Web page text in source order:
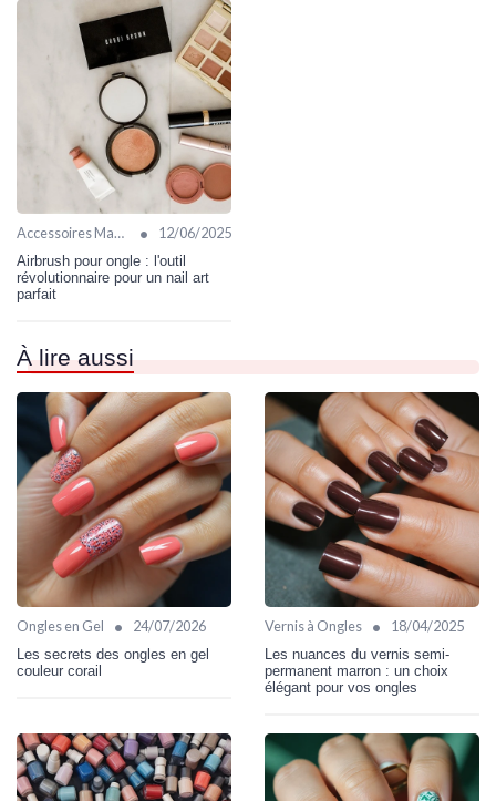
Accessoires Manucure • 12/06/2025
Airbrush pour ongle : l'outil
révolutionnaire pour un nail art
parfait
À lire aussi
Ongles en Gel • 24/07/2026
Les secrets des ongles en gel
couleur corail
Vernis à Ongles • 18/04/2025
Les nuances du vernis semi-
permanent marron : un choix
élégant pour vos ongles